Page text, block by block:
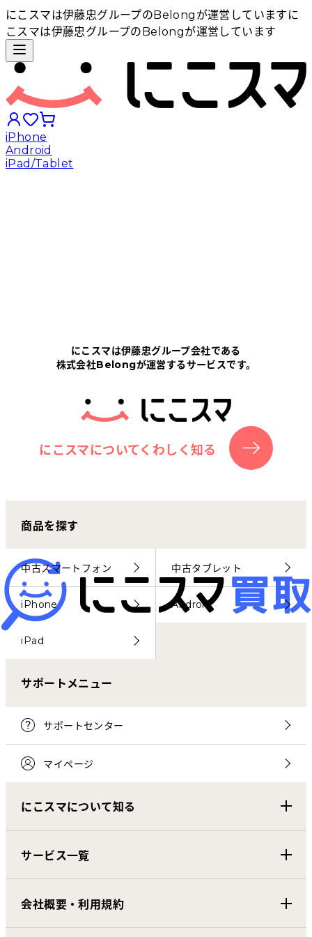
にこスマは伊藤忠グループのBelongが運営しています に
こスマは伊藤忠グループのBelongが運営しています
iPhone
Android
iPad/Tablet
にこスマについて
サポートセンター
お客さまの声
にこスマ通信
マイページ
にこスマは伊藤忠グループ会社である
株式会社Belongが運営するサービスです。
にこスマについてくわしく知る
商品を探す
中古スマートフォン 中古タブレット
iPhone Android
iPad
サポートメニュー
サポートセンター
マイページ
にこスマについて知る
サービス一覧
会社概要・利用規約